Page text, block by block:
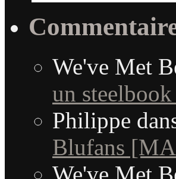
We've Met
un
Philippe
Blufans